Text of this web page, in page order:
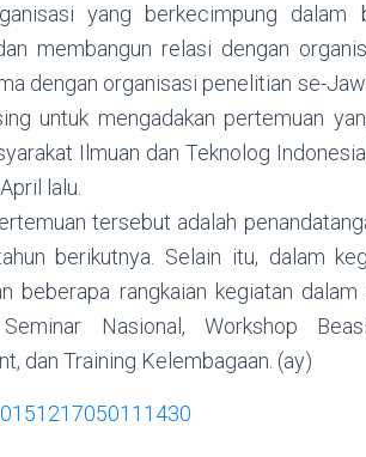
yang berkecimpung
membangun relasi dengan
dengan organisasi penelitian se-
untuk mengadakan pertemuan
Ilmuan dan Teknolog
lalu.
tersebut adalah
berikutnya. Selain itu, dalam
beberapa rangkaian kegiatan
Seminar Nasional, Workshop
dan Training Kelembagaan. (ay)